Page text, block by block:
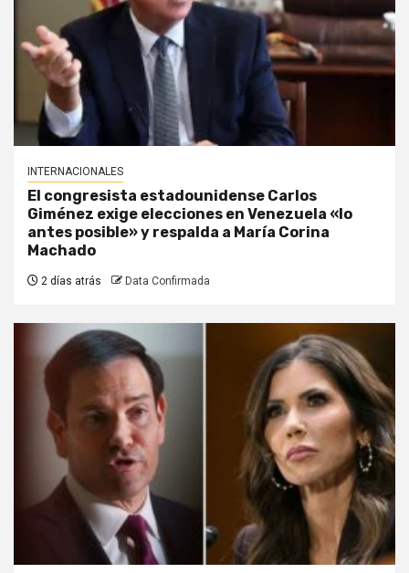
INTERNACIONALES
El congresista estadounidense Carlos
Giménez exige elecciones en Venezuela «lo
antes posible» y respalda a María Corina
Machado
2 días atrás Data Confirmada